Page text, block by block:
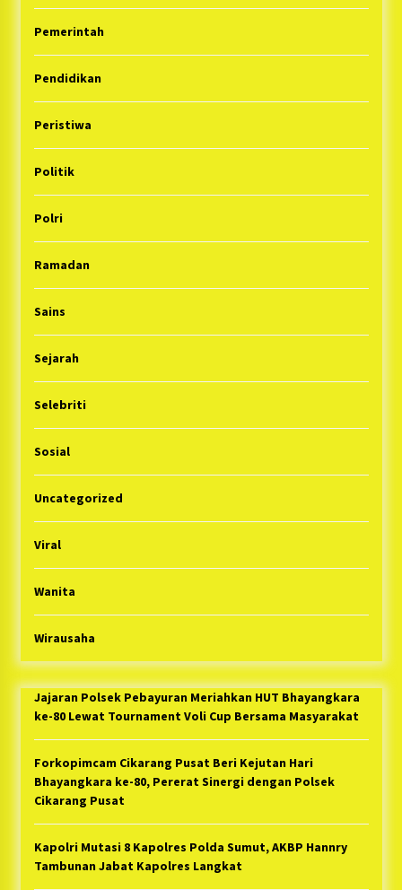
Pemerintah
Pendidikan
Peristiwa
Politik
Polri
Ramadan
Sains
Sejarah
Selebriti
Sosial
Uncategorized
Viral
Wanita
Wirausaha
Jajaran Polsek Pebayuran Meriahkan HUT Bhayangkara
ke-80 Lewat Tournament Voli Cup Bersama Masyarakat
Forkopimcam Cikarang Pusat Beri Kejutan Hari
Bhayangkara ke-80, Pererat Sinergi dengan Polsek
Cikarang Pusat
Kapolri Mutasi 8 Kapolres Polda Sumut, AKBP Hannry
Tambunan Jabat Kapolres Langkat